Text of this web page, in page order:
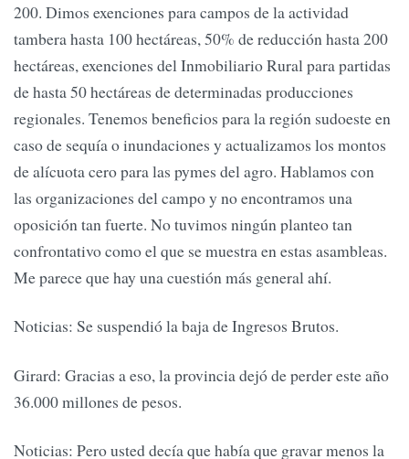
200. Dimos exenciones para campos de la actividad
tambera hasta 100 hectáreas, 50% de reducción hasta 200
hectáreas, exenciones del Inmobiliario Rural para partidas
de hasta 50 hectáreas de determinadas producciones
regionales. Tenemos beneficios para la región sudoeste en
caso de sequía o inundaciones y actualizamos los montos
de alícuota cero para las pymes del agro. Hablamos con
las organizaciones del campo y no encontramos una
oposición tan fuerte. No tuvimos ningún planteo tan
confrontativo como el que se muestra en estas asambleas.
Me parece que hay una cuestión más general ahí.
Noticias: Se suspendió la baja de Ingresos Brutos.
Girard: Gracias a eso, la provincia dejó de perder este año
36.000 millones de pesos.
Noticias: Pero usted decía que había que gravar menos la